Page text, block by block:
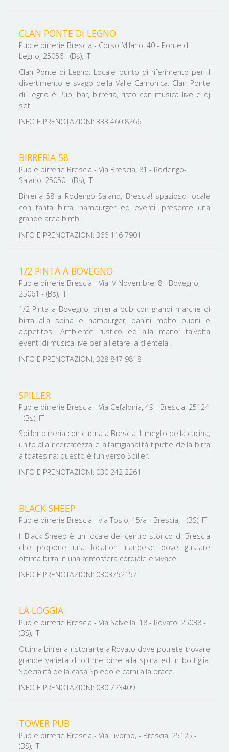
CLAN PONTE DI LEGNO
Pub e birrerie Brescia - Corso Milano, 40 - Ponte di
Legno, 25056 - (Bs), IT
Clan Ponte di Legno. Locale punto di riferimento per il
divertimento e svago della Valle Camonica. Clan Ponte
di Legno è Pub, bar, birreria, risto con musica live e dj
set!
INFO E PRENOTAZIONI: 333 460 8266
BIRRERIA 58
Pub e birrerie Brescia - Via Brescia, 81 - Rodengo-
Saiano, 25050 - (Bs), IT
Birreria 58 a Rodengo Saiano, Brescia! spazioso locale
con tanta birra, hamburger ed eventi! presente una
grande area bimbi
INFO E PRENOTAZIONI: 366 116 7901
1/2 PINTA A BOVEGNO
Pub e birrerie Brescia - Via IV Novembre, 8 - Bovegno,
25061 - (Bs), IT
1/2 Pinta a Bovegno, birreria pub con grandi marche di
birra alla spina e hamburger, panini molto buoni e
appetitosi. Ambiente rustico ed alla mano; talvolta
eventi di musica live per allietare la clientela.
INFO E PRENOTAZIONI: 328 847 9818
SPILLER
Pub e birrerie Brescia - Via Cefalonia, 49 - Brescia, 25124
- (Bs), IT
Spiller birreria con cucina a Brescia. Il meglio della cucina,
unito alla ricercatezza e all’artigianalità tipiche della birra
altoatesina: questo è l’universo Spiller.
INFO E PRENOTAZIONI: 030 242 2261
BLACK SHEEP
Pub e birrerie Brescia - via Tosio, 15/a - Brescia, - (BS), IT
Il Black Sheep è un locale del centro storico di Brescia
che propone una location irlandese dove gustare
ottima birra in una atmosfera cordiale e vivace
INFO E PRENOTAZIONI: 0303752157
LA LOGGIA
Pub e birrerie Brescia - Via Salvella, 18 - Rovato, 25038 -
(BS), IT
Ottima birreria-ristorante a Rovato dove potrete trovare
grande varietà di ottime birre alla spina ed in bottiglia.
Specialità della casa Spiedo e carni alla brace.
INFO E PRENOTAZIONI: 030 723409
TOWER PUB
Pub e birrerie Brescia - Via Livorno, - Brescia, 25125 -
(BS), IT